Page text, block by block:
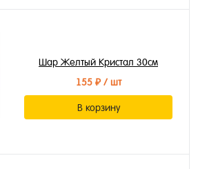
Шар Желтый Кристал 30см
155 ₽/ шт
В корзину